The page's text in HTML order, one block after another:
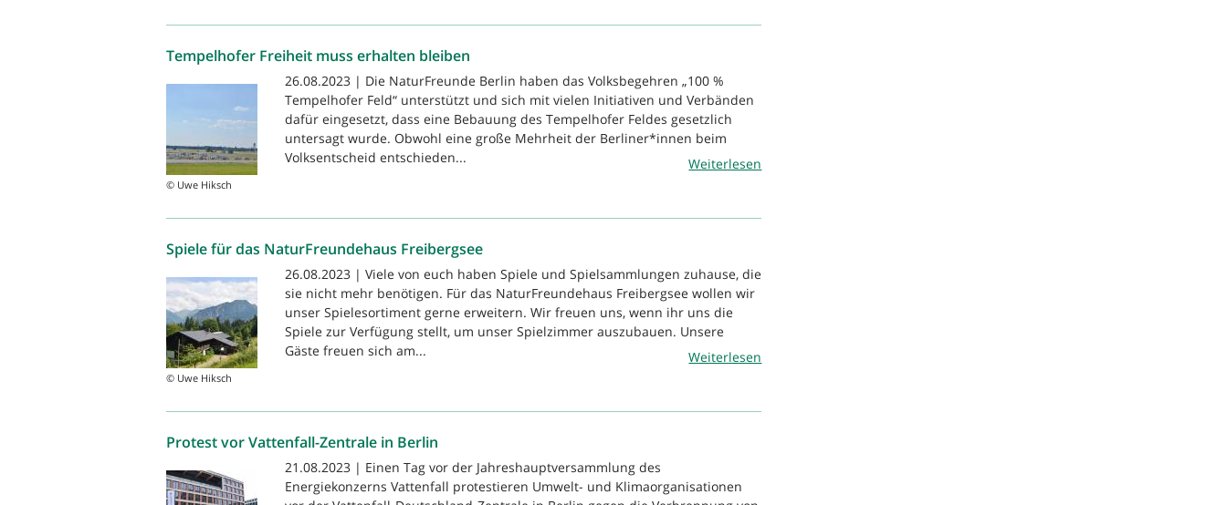
Tempelhofer Freiheit muss erhalten bleiben
© Uwe Hiksch
26.08.2023 | Die NaturFreunde Berlin haben das Volksbegehren „100 %
Tempelhofer Feld“ unterstützt und sich mit vielen Initiativen und Verbänden
dafür eingesetzt, dass eine Bebauung des Tempelhofer Feldes gesetzlich
untersagt wurde. Obwohl eine große Mehrheit der Berliner*innen beim
Volksentscheid entschieden...
Weiterlesen
Spiele für das NaturFreundehaus Freibergsee
© Uwe Hiksch
26.08.2023 | Viele von euch haben Spiele und Spielsammlungen zuhause, die
sie nicht mehr benötigen. Für das NaturFreundehaus Freibergsee wollen wir
unser Spielesortiment gerne erweitern. Wir freuen uns, wenn ihr uns die
Spiele zur Verfügung stellt, um unser Spielzimmer auszubauen. Unsere
Gäste freuen sich am...
Weiterlesen
Protest vor Vattenfall-Zentrale in Berlin
21.08.2023 | Einen Tag vor der Jahreshauptversammlung des
Energiekonzerns Vattenfall protestieren Umwelt- und Klimaorganisationen